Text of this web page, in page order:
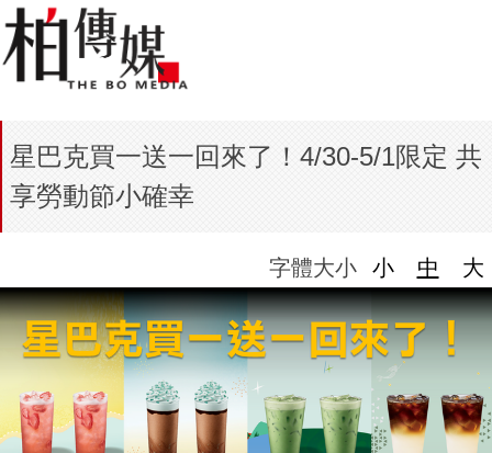
星巴克買一送一回來了！4/30-5/1限定 共
享勞動節小確幸
字體大小 小 中 大